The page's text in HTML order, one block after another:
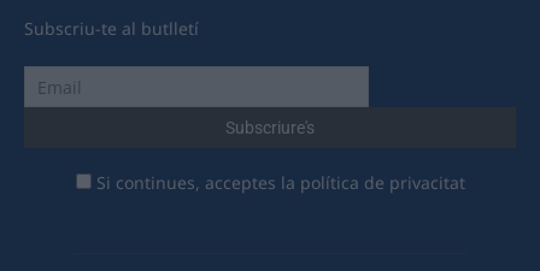
Subscriu-te al butlletí
Si continues, acceptes la política de privacitat